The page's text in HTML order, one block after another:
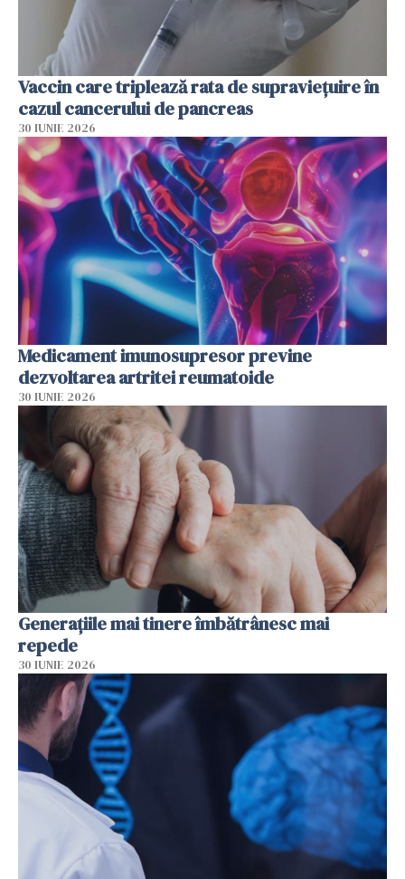
Vaccin care triplează rata de supraviețuire în
cazul cancerului de pancreas
30 IUNIE 2026
Medicament imunosupresor previne
dezvoltarea artritei reumatoide
30 IUNIE 2026
Generațiile mai tinere îmbătrânesc mai
repede
30 IUNIE 2026